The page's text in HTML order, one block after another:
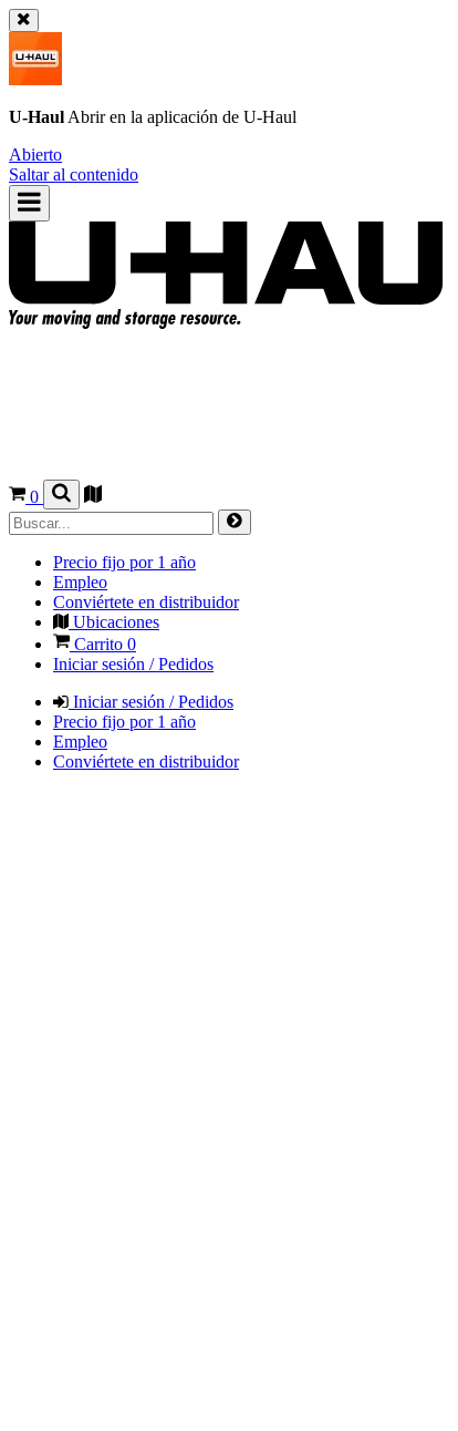
U-Haul Abrir en la aplicación de U-Haul
Abierto
Saltar al contenido
0
Precio fijo por 1 año
Empleo
Conviértete en distribuidor
Ubicaciones
Carrito 0
Iniciar sesión / Pedidos
Iniciar sesión / Pedidos
Precio fijo por 1 año
Empleo
Conviértete en distribuidor